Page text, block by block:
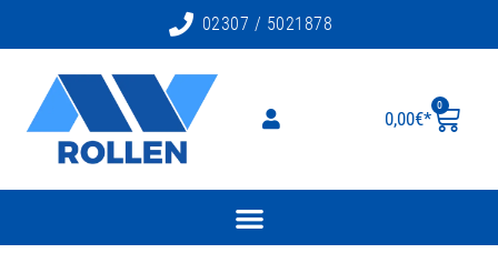
02307 / 5021878
0,00€
0